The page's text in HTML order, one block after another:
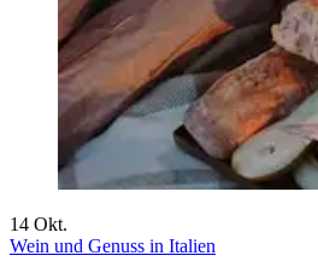
14 Okt.
Wein und Genuss in Italien